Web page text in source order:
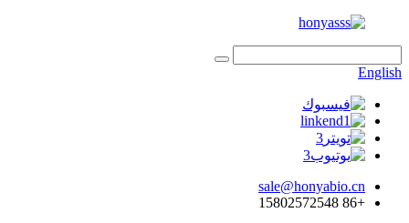
English
sale@honyabio.cn
+86 15802572548